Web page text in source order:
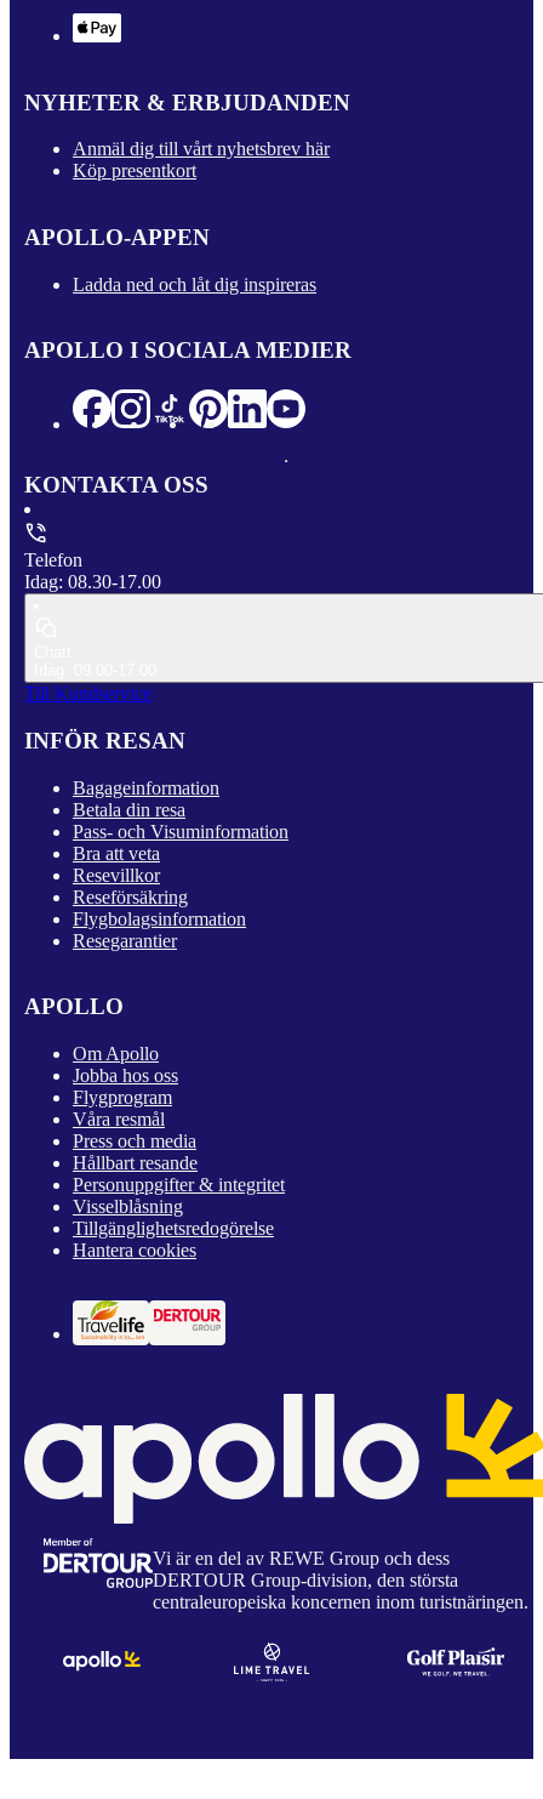
NYHETER & ERBJUDANDEN
Anmäl dig till vårt nyhetsbrev här
Köp presentkort
APOLLO-APPEN
Ladda ned och låt dig inspireras
APOLLO I SOCIALA MEDIER
KONTAKTA OSS
Telefon
Idag: 08.30-17.00
Till Kundservice
INFÖR RESAN
Bagageinformation
Betala din resa
Pass- och Visuminformation
Bra att veta
Resevillkor
Reseförsäkring
Flygbolagsinformation
Resegarantier
APOLLO
Om Apollo
Jobba hos oss
Flygprogram
Våra resmål
Press och media
Hållbart resande
Personuppgifter & integritet
Visselblåsning
Tillgänglighetsredogörelse
Hantera cookies
Vi är en del av REWE Group och dess
DERTOUR Group-division, den största
centraleuropeiska koncernen inom turistnäringen.